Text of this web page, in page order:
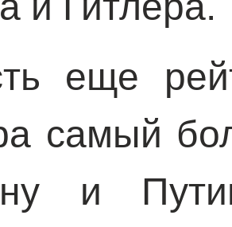
еще
самый
и